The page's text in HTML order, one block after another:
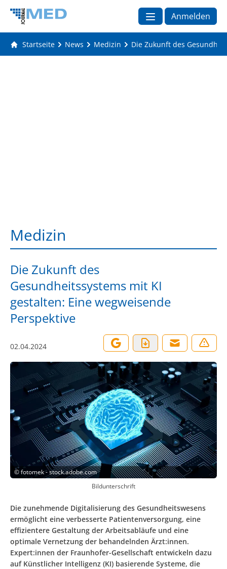
Anmelden
Startseite News Medizin Die Zukunft des
Medizin
Die Zukunft des
Gesundheitssystems mit KI
gestalten: Eine wegweisende
Perspektive
02.04.2024
©fotomek - stock.adobe.com
Bildunterschrift
Die zunehmende Digitalisierung des Gesundheitswesens
ermöglicht eine verbesserte Patientenversorgung, eine
effizientere Gestaltung der Arbeitsabläufe und eine
optimale Vernetzung der behandelnden Ärzt:innen.
Expert:innen der Fraunhofer-Gesellschaft entwickeln dazu
auf Künstlicher Intelligenz (KI) basierende Systeme, die